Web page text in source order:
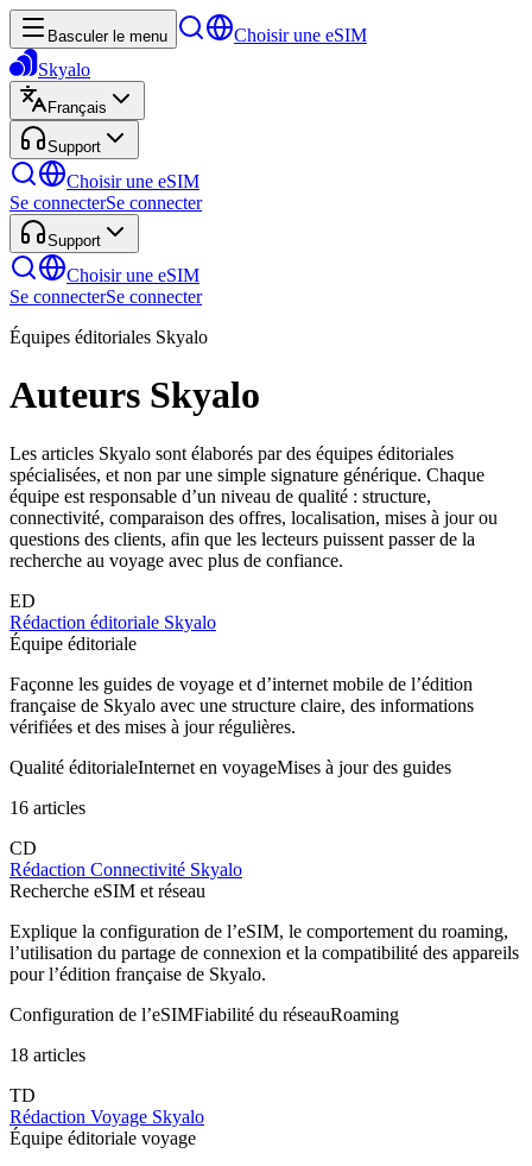
Basculer le menu
Choisir une eSIM
Skyalo
Français
Support
Choisir une eSIM
Se connecterSe connecter
Support
Choisir une eSIM
Se connecterSe connecter
Équipes éditoriales Skyalo
Auteurs Skyalo
Les articles Skyalo sont élaborés par des équipes éditoriales
spécialisées, et non par une simple signature générique. Chaque
équipe est responsable d’un niveau de qualité : structure,
connectivité, comparaison des offres, localisation, mises à jour ou
questions des clients, afin que les lecteurs puissent passer de la
recherche au voyage avec plus de confiance.
ED
Rédaction éditoriale Skyalo
Équipe éditoriale
Façonne les guides de voyage et d’internet mobile de l’édition
française de Skyalo avec une structure claire, des informations
vérifiées et des mises à jour régulières.
Qualité éditorialeInternet en voyageMises à jour des guides
16 articles
CD
Rédaction Connectivité Skyalo
Recherche eSIM et réseau
Explique la configuration de l’eSIM, le comportement du roaming,
l’utilisation du partage de connexion et la compatibilité des appareils
pour l’édition française de Skyalo.
Configuration de l’eSIMFiabilité du réseauRoaming
18 articles
TD
Rédaction Voyage Skyalo
Équipe éditoriale voyage